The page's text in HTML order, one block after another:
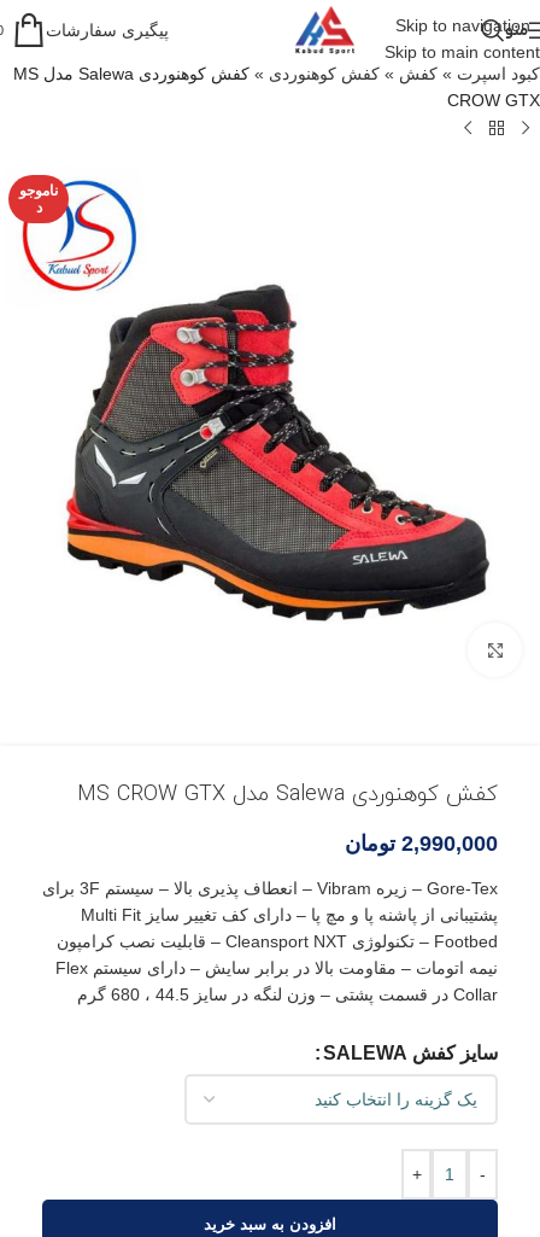
Skip to navigation
Skip to main content
منو پیگیری سفارشات
کبود اسپرت » کفش » کفش کوهنوردی »
کفش کوهنوردی Salewa مدل MS
CROW GTX
ناموجو
د
کفش کوهنوردی Salewa مدل MS CROW GTX
2,990,000 تومان
Gore-Tex – زیره Vibram – انعطاف پذیری بالا – سیستم 3F برای
پشتیبانی از پاشنه پا و مچ پا – دارای کف تغییر سایز Multi Fit
Footbed – تکنولوژی Cleansport NXT – قابلیت نصب کرامپون
نیمه اتومات – مقاومت بالا در برابر سایش – دارای سیستم Flex
Collar در قسمت پشتی – وزن لنگه در سایز 44.5 ، 680 گرم
سایز کفش SALEWA
-
+
افزودن به سبد خرید